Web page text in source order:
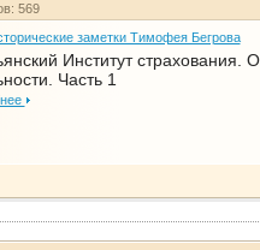
569
заметки Тимофея Бегрова
Институт страхования.
Часть 1